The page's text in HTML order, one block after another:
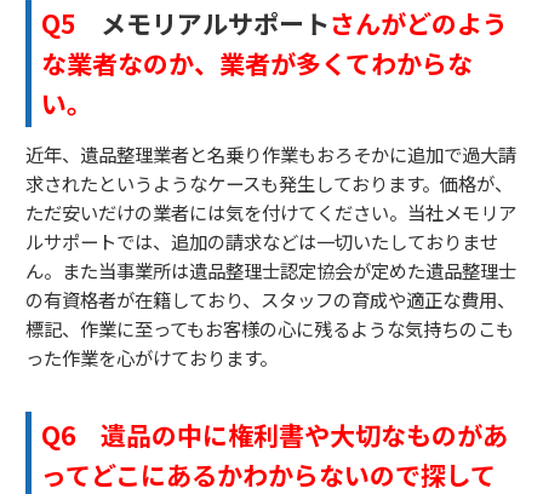
Q5 メモリアルサポートさんがどのよう
な業者なのか、業者が多くてわからな
い。
近年、遺品整理業者と名乗り作業もおろそかに追加で過大請
求されたというようなケースも発生しております。価格が、
ただ安いだけの業者には気を付けてください。当社メモリア
ルサポートでは、追加の請求などは一切いたしておりませ
ん。また当事業所は遺品整理士認定協会が定めた遺品整理士
の有資格者が在籍しており、スタッフの育成や適正な費用、
標記、作業に至ってもお客様の心に残るような気持ちのこも
った作業を心がけております。
Q6遺品の中に権利書や大切なものがあ
ってどこにあるかわからないので探して